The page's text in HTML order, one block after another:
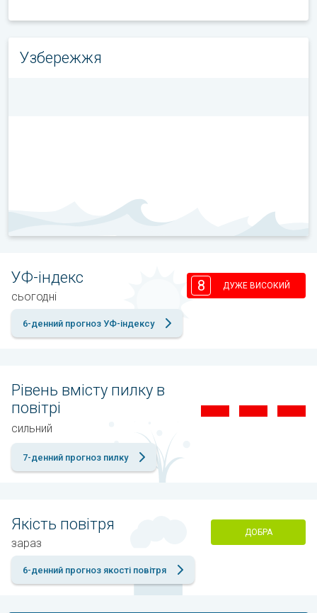
Узбережжя
УФ-індекс
сьогодні
8 ДУЖЕ ВИСОКИЙ
6-денний прогноз УФ-індексу
Рівень вмісту пилку в
повітрі
сильний
7-денний прогноз пилку
Якість повітря
зараз
ДОБРА
6-денний прогноз якості повітря